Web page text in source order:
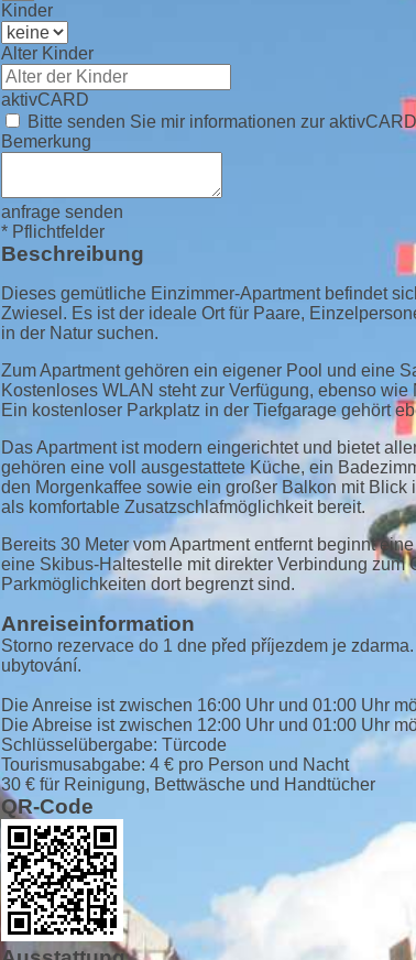
Kinder
Alter Kinder
aktivCARD
Bitte senden Sie mir informationen zur
Bemerkung
anfrage senden
* Pflichtfelder
Beschreibung
Dieses gemütliche Einzimmer-Apartment befindet
Zwiesel. Es ist der ideale Ort für Paare,
in der Natur suchen.
Zum Apartment gehören ein eigener Pool und eine
Kostenloses WLAN steht zur Verfügung, ebenso
Ein kostenloser Parkplatz in der Tiefgarage gehört
Das Apartment ist modern eingerichtet und bietet
gehören eine voll ausgestattete Küche, ein
den Morgenkaffee sowie ein großer Balkon mit
als komfortable Zusatzschlafmöglichkeit bereit.
Bereits 30 Meter vom Apartment entfernt beginnt
eine Skibus-Haltestelle mit direkter Verbindung zum
Parkmöglichkeiten dort begrenzt sind.
Anreiseinformation
Storno rezervace do 1 dne před příjezdem je
ubytování.
Die Anreise ist zwischen 16:00 Uhr und 01:00 Uhr
Die Abreise ist zwischen 12:00 Uhr und 01:00 Uhr
Schlüsselübergabe: Türcode
Tourismusabgabe: 4 € pro Person und Nacht
30 € für Reinigung, Bettwäsche und Handtücher
QR-Code